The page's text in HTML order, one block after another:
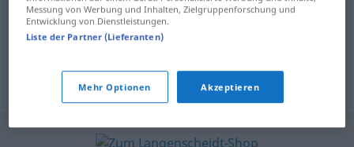
meapilas!
sedan) casos en que
Messung von Werbung und Inhalten, Zielgruppenforschung und
Entwicklung von Dienstleistungen.
Liste der Partner (Lieferanten)
Mehr Optionen Akzeptieren